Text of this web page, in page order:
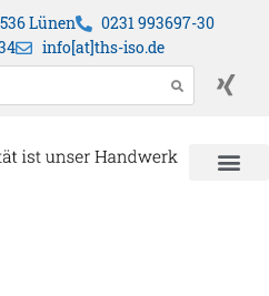
Lünen
0231 993697-30
info[at]ths-iso.de